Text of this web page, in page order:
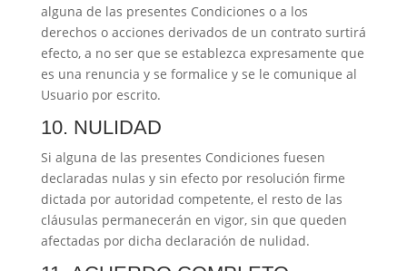
alguna de las presentes Condiciones o a los
derechos o acciones derivados de un contrato surtirá
efecto, a no ser que se establezca expresamente que
es una renuncia y se formalice y se le comunique al
Usuario por escrito.
10. NULIDAD
Si alguna de las presentes Condiciones fuesen
declaradas nulas y sin efecto por resolución firme
dictada por autoridad competente, el resto de las
cláusulas permanecerán en vigor, sin que queden
afectadas por dicha declaración de nulidad.